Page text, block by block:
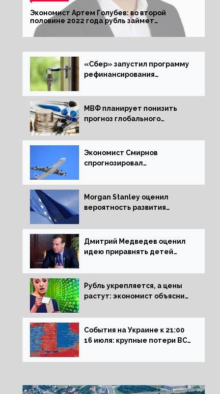
Экономист Артем Голубев: во второй
половине 2022 года рубль займет
комфортный курс
«Сбер» запустил программу
рефинансирования
МВФ планирует понизить
прогноз глобального
следующем отчете
Экономист Смирнов
спрогнозировал
России
Morgan Stanley оценил
вероятность развития
Дмитрий Медведев оценил
идею приравнять детей
Рубль укрепляется, а цены
растут: экономист объяснил
на рынок РФ
События на Украине к 21:00
16 июля: крупные потери ВСУ
обстреливает Донбасс из